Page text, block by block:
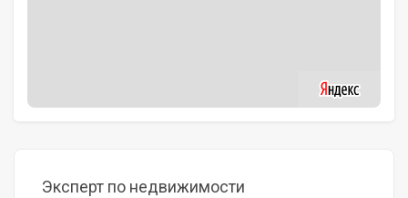
Эксперт по недвижимости